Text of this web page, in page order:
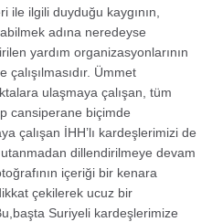
ilgili duyduğu kaygının,
adına neredeyse
yardım organizasyonlarının
Ümmet
ulaşmaya çalışan, tüm
cansiperane biçimde
çalışan İHH’lı kardeşlerimizi de
dillendirilmeye devam
içeriği bir kenara
çekilerek ucuz bir
Suriyeli kardeşlerimize